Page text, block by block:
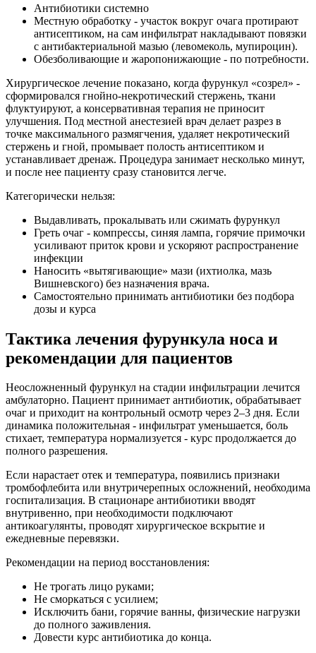
Антибиотики системно
Местную обработку - участок вокруг очага протирают
антисептиком, на сам инфильтрат накладывают повязки
с антибактериальной мазью (левомеколь, мупироцин).
Обезболивающие и жаропонижающие - по потребности.
Хирургическое лечение показано, когда фурункул «созрел» -
сформировался гнойно-некротический стержень, ткани
флуктуируют, а консервативная терапия не приносит
улучшения. Под местной анестезией врач делает разрез в
точке максимального размягчения, удаляет некротический
стержень и гной, промывает полость антисептиком и
устанавливает дренаж. Процедура занимает несколько минут,
и после нее пациенту сразу становится легче.
Категорически нельзя:
Выдавливать, прокалывать или сжимать фурункул
Греть очаг - компрессы, синяя лампа, горячие примочки
усиливают приток крови и ускоряют распространение
инфекции
Наносить «вытягивающие» мази (ихтиолка, мазь
Вишневского) без назначения врача.
Самостоятельно принимать антибиотики без подбора
дозы и курса
Тактика лечения фурункула носа и
рекомендации для пациентов
Неосложненный фурункул на стадии инфильтрации лечится
амбулаторно. Пациент принимает антибиотик, обрабатывает
очаг и приходит на контрольный осмотр через 2–3 дня. Если
динамика положительная - инфильтрат уменьшается, боль
стихает, температура нормализуется - курс продолжается до
полного разрешения.
Если нарастает отек и температура, появились признаки
тромбофлебита или внутричерепных осложнений, необходима
госпитализация. В стационаре антибиотики вводят
внутривенно, при необходимости подключают
антикоагулянты, проводят хирургическое вскрытие и
ежедневные перевязки.
Рекомендации на период восстановления:
Не трогать лицо руками;
Не сморкаться с усилием;
Исключить бани, горячие ванны, физические нагрузки
до полного заживления.
Довести курс антибиотика до конца.